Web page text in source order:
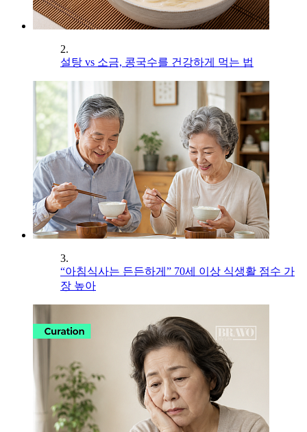
2.
설탕 vs 소금, 콩국수를 건강하게 먹는 법
3.
“아침식사는 든든하게” 70세 이상 식생활 점수 가
장 높아